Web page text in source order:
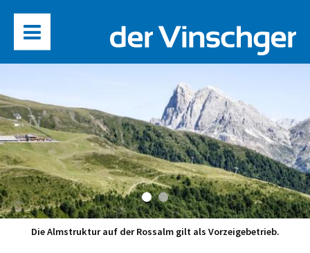
Die Almstruktur auf der Rossalm gilt als Vorzeigebetrieb.